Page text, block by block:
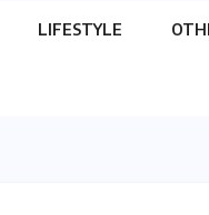
LIFESTYLE